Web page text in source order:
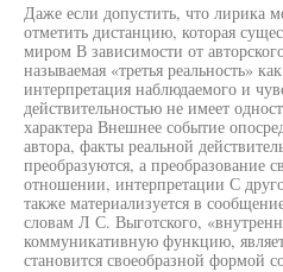
Даже если допустить, что лирика
отметить дистанцию, которая
миром В зависимости от
называемая «третья реальность»
интерпретация наблюдаемого и
действительностью не имеет
характера Внешнее событие
автора, факты реальной
преобразуются, а преобразование
отношении, интерпретации С
также материализуется в
словам Л С. Выготского,
коммуникативную функцию,
становится своеобразной формой